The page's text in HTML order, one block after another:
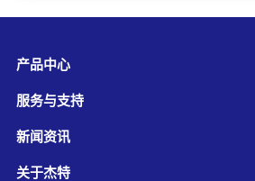
产品中心
服务与支持
新闻资讯
关于杰特